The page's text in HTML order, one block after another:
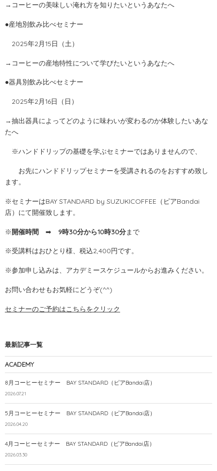
→コーヒーの美味しい淹れ方を知りたいというあなたへ
●産地別飲み比べセミナー
2025年2月15日（土）
→コーヒーの産地特性について学びたいというあなたへ
●器具別飲み比べセミナー
2025年2月16日（日）
→抽出器具によってどのように味わいが変わるのか体験したいあな
たへ
※ハンドドリップの基礎を学ぶセミナーではありませんので、
お先にハンドドリップセミナーを受講されるのをおすすめ致し
ます。
※セミナーはBAY STANDARD by SUZUKICOFFEE（ピアBandai
店）にて開催致します。
※開催時間 ➡ 9時30分から10時30分まで
※受講料はおひとり様、税込2,400円です。
※参加申し込みは、アカデミースケジュールからお進みください。
お問い合わせもお気軽にどうぞ(^^)
セミナーのご予約はこちらをクリック
最新記事一覧
ACADEMY
8月コーヒーセミナー BAY STANDARD（ピアBandai店）
2026.07.21
5月コーヒーセミナー BAY STANDARD（ピアBandai店）
2026.04.20
4月コーヒーセミナー BAY STANDARD（ピアBandai店）
2026.03.30